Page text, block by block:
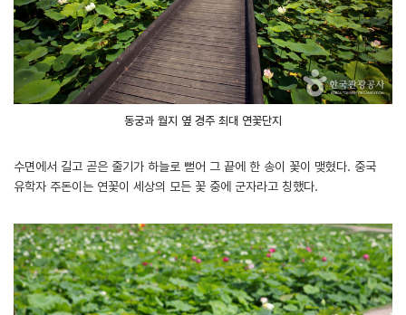
동궁과 월지 옆 경주 최대 연꽃단지
수면에서 길고 곧은 줄기가 하늘로 뻗어 그 끝에 한 송이 꽃이 맺혔다. 중국
유학자 주돈이는 연꽃이 세상의 모든 꽃 중에 군자라고 칭했다.